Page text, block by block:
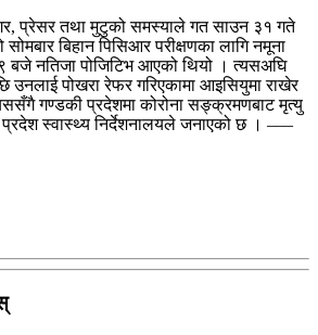
प्रेसर तथा मुटुको समस्याले गत साउन ३१ गते
बिहान पिसिआर परीक्षणका लागि नमूना
बजे नतिजा पोजिटिभ आएको थियो । त्यसअघि
उनलाई पोखरा रेफर गरिएकामा आइसियुमा राखेर
गण्डकी प्रदेशमा कोरोना सङ्क्रमणबाट मृत्यु
स्वास्थ्य निर्देशनालयले जनाएको छ । –––